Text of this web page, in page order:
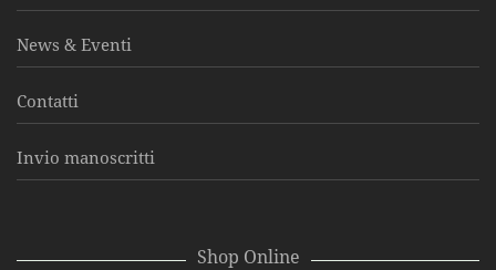
News & Eventi
Contatti
Invio manoscritti
Shop Online